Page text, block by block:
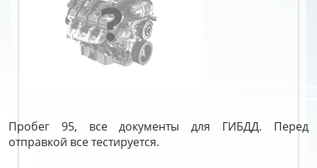
Пробег 95, все документы для ГИБДД. Перед
отправкой все тестируется.